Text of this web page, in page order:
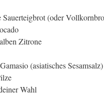
Sauerteigbrot (oder
Zitrone
(asiatisches Sesamsalz)
Wahl